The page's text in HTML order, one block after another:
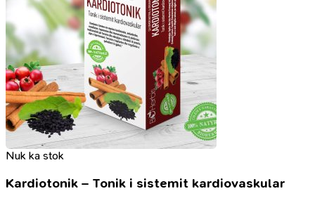
Nuk ka stok
Kardiotonik – Tonik i sistemit kardiovaskular